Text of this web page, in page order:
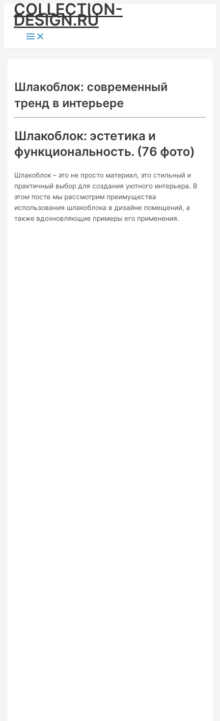
Skip
content
COLLECTION-
DESIGN.RU
Main
Menu
Шлакоблок: современный
тренд в интерьере
Шлакоблок: эстетика и
функциональность. (76 фото)
Шлакоблок – это не просто материал, это стильный и
практичный выбор для создания уютного интерьера. В
этом посте мы рассмотрим преимущества
использования шлакоблока в дизайне помещений, а
также вдохновляющие примеры его применения.